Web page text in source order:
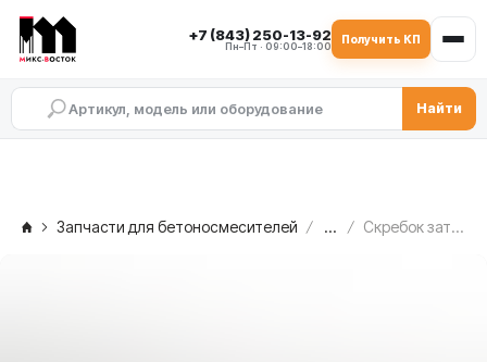
+7 (843) 250-13-92
Пн–Пт · 09:00–18:00
Получить КП
Найти
Запчасти для бетоносмесителей ... Скребок затвора выгрузки MEKA MB 2.0 ATW, 1022285